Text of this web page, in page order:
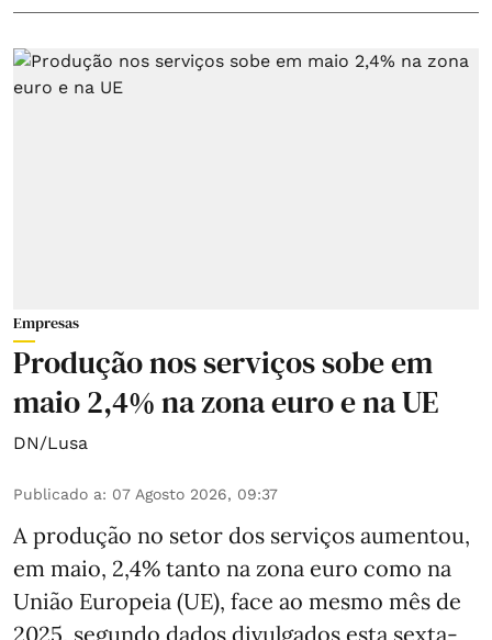
Empresas
Produção nos serviços sobe em
maio 2,4% na zona euro e na UE
DN/Lusa
Publicado a: 07 Agosto 2026, 09:37
A produção no setor dos serviços aumentou,
em maio, 2,4% tanto na zona euro como na
União Europeia (UE), face ao mesmo mês de
2025, segundo dados divulgados esta sexta-